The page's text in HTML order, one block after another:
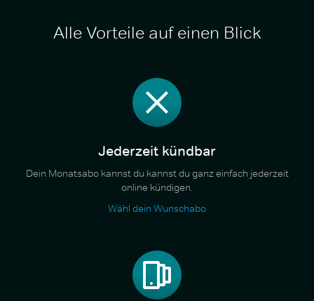
Alle Vorteile auf einen Blick
Jederzeit kündbar
Dein Monatsabo kannst du kannst du ganz einfach jederzeit
online kündigen.
Wähl dein Wunschabo